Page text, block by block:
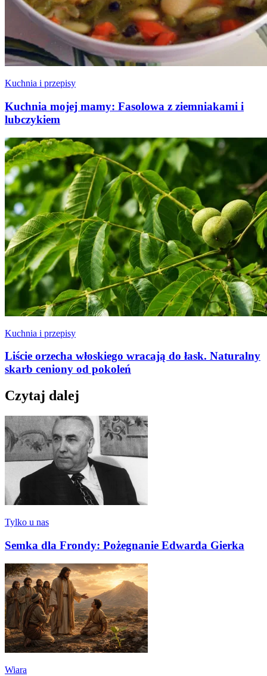
Kuchnia i przepisy
Kuchnia mojej mamy: Fasolowa z ziemniakami i
lubczykiem
Kuchnia i przepisy
Liście orzecha włoskiego wracają do łask. Naturalny
skarb ceniony od pokoleń
Czytaj dalej
Tylko u nas
Semka dla Frondy: Pożegnanie Edwarda Gierka
Wiara